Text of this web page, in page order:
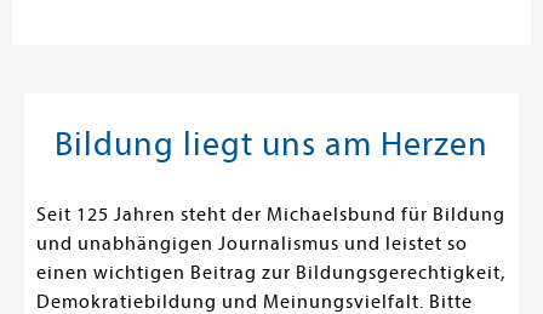
Bildung liegt uns am Herzen
Seit 125 Jahren steht der Michaelsbund für Bildung
und unabhängigen Journalismus und leistet so
einen wichtigen Beitrag zur Bildungsgerechtigkeit,
Demokratiebildung und Meinungsvielfalt. Bitte